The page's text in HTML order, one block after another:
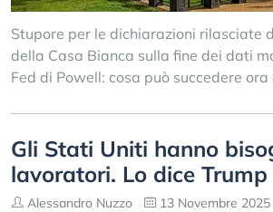
Stupore per le dichiarazioni rilasciate
della Casa Bianca sulla fine dei dati
Fed di Powell: cosa può succedere
Gli Stati Uniti hanno
lavoratori. Lo dice Trump
Alessandro Nuzzo 13 Novembre